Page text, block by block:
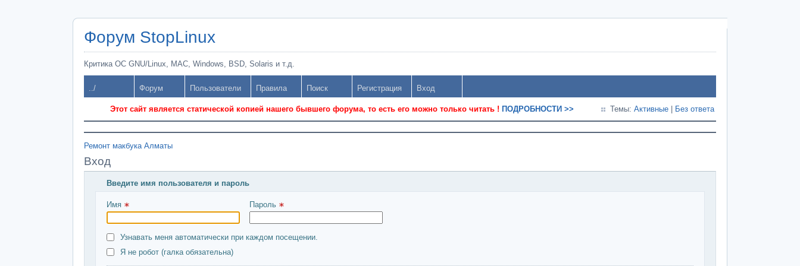
Форум StopLinux
Критика ОС GNU/Linux, MAC, Windows, BSD, Solaris и т.д.
../ Форум Пользователи Правила Поиск Регистрация Вход
Этот сайт является статической копией нашего бывшего форума, то есть его можно только читать ! ПОДРОБНОСТИ >> Темы: Активные Без ответа
Ремонт макбука Алматы
Вход
Введите имя пользователя и пароль
Имя Пароль
Узнавать меня автоматически при каждом посещении.
Я не робот (галка обязательна)